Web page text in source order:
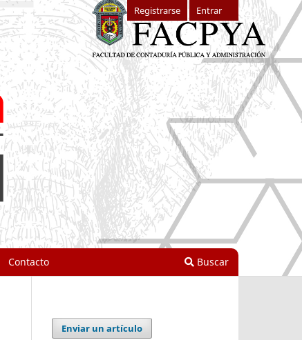
Contacto Buscar
Registrarse Entrar
Enviar un artículo